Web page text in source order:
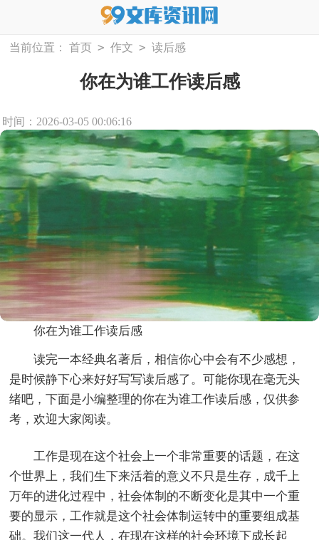
当前位置： 首页 > 作文 > 读后感
你在为谁工作读后感
时间：2026-03-05 00:06:16
你在为谁工作读后感
读完一本经典名著后，相信你心中会有不少感想，
是时候静下心来好好写写读后感了。可能你现在毫无头
绪吧，下面是小编整理的你在为谁工作读后感，仅供参
考，欢迎大家阅读。
工作是现在这个社会上一个非常重要的话题，在这
个世界上，我们生下来活着的意义不只是生存，成千上
万年的进化过程中，社会体制的不断变化是其中一个重
要的显示，工作就是这个社会体制运转中的重要组成基
础。我们这一代人，在现在这样的社会环境下成长起